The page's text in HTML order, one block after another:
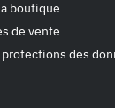
boutique
de vente
des